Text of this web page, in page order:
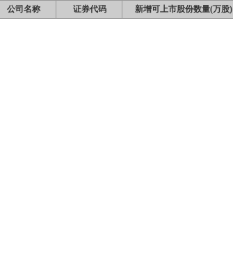
公司名称 证券代码 新增可上市股份数量(万股)